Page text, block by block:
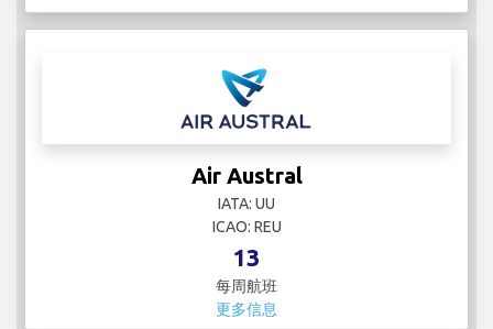
Air Austral
IATA: UU
ICAO: REU
13
每周航班
更多信息